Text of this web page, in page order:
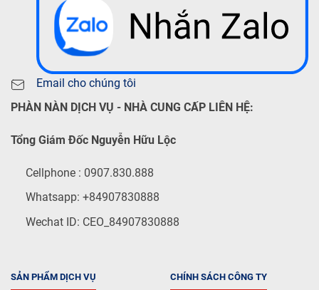
Email cho chúng tôi
PHÀN NÀN DỊCH VỤ - NHÀ CUNG CẤP LIÊN HỆ:
Tổng Giám Đốc Nguyễn Hữu Lộc
Cellphone : 0907.830.888
Whatsapp: +84907830888
Wechat ID: CEO_84907830888
SẢN PHẨM DỊCH VỤ CHÍNH SÁCH CÔNG TY